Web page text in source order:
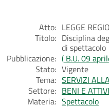
Atto: LEGGE
Titolo: Disciplina
di spettacolo
Pubblicazione: ( B.U. 09
Stato: Vigente
Tema: SERVIZI
Settore: BENI E
Materia: Spettacolo